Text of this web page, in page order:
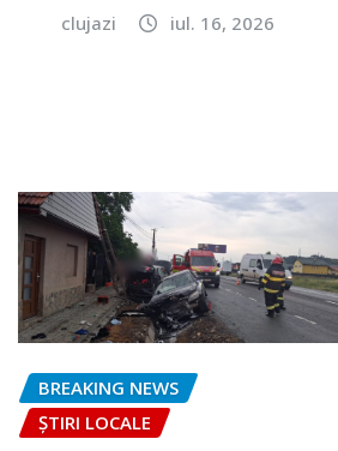
clujazi iul. 16, 2026
BREAKING NEWS
ȘTIRI LOCALE